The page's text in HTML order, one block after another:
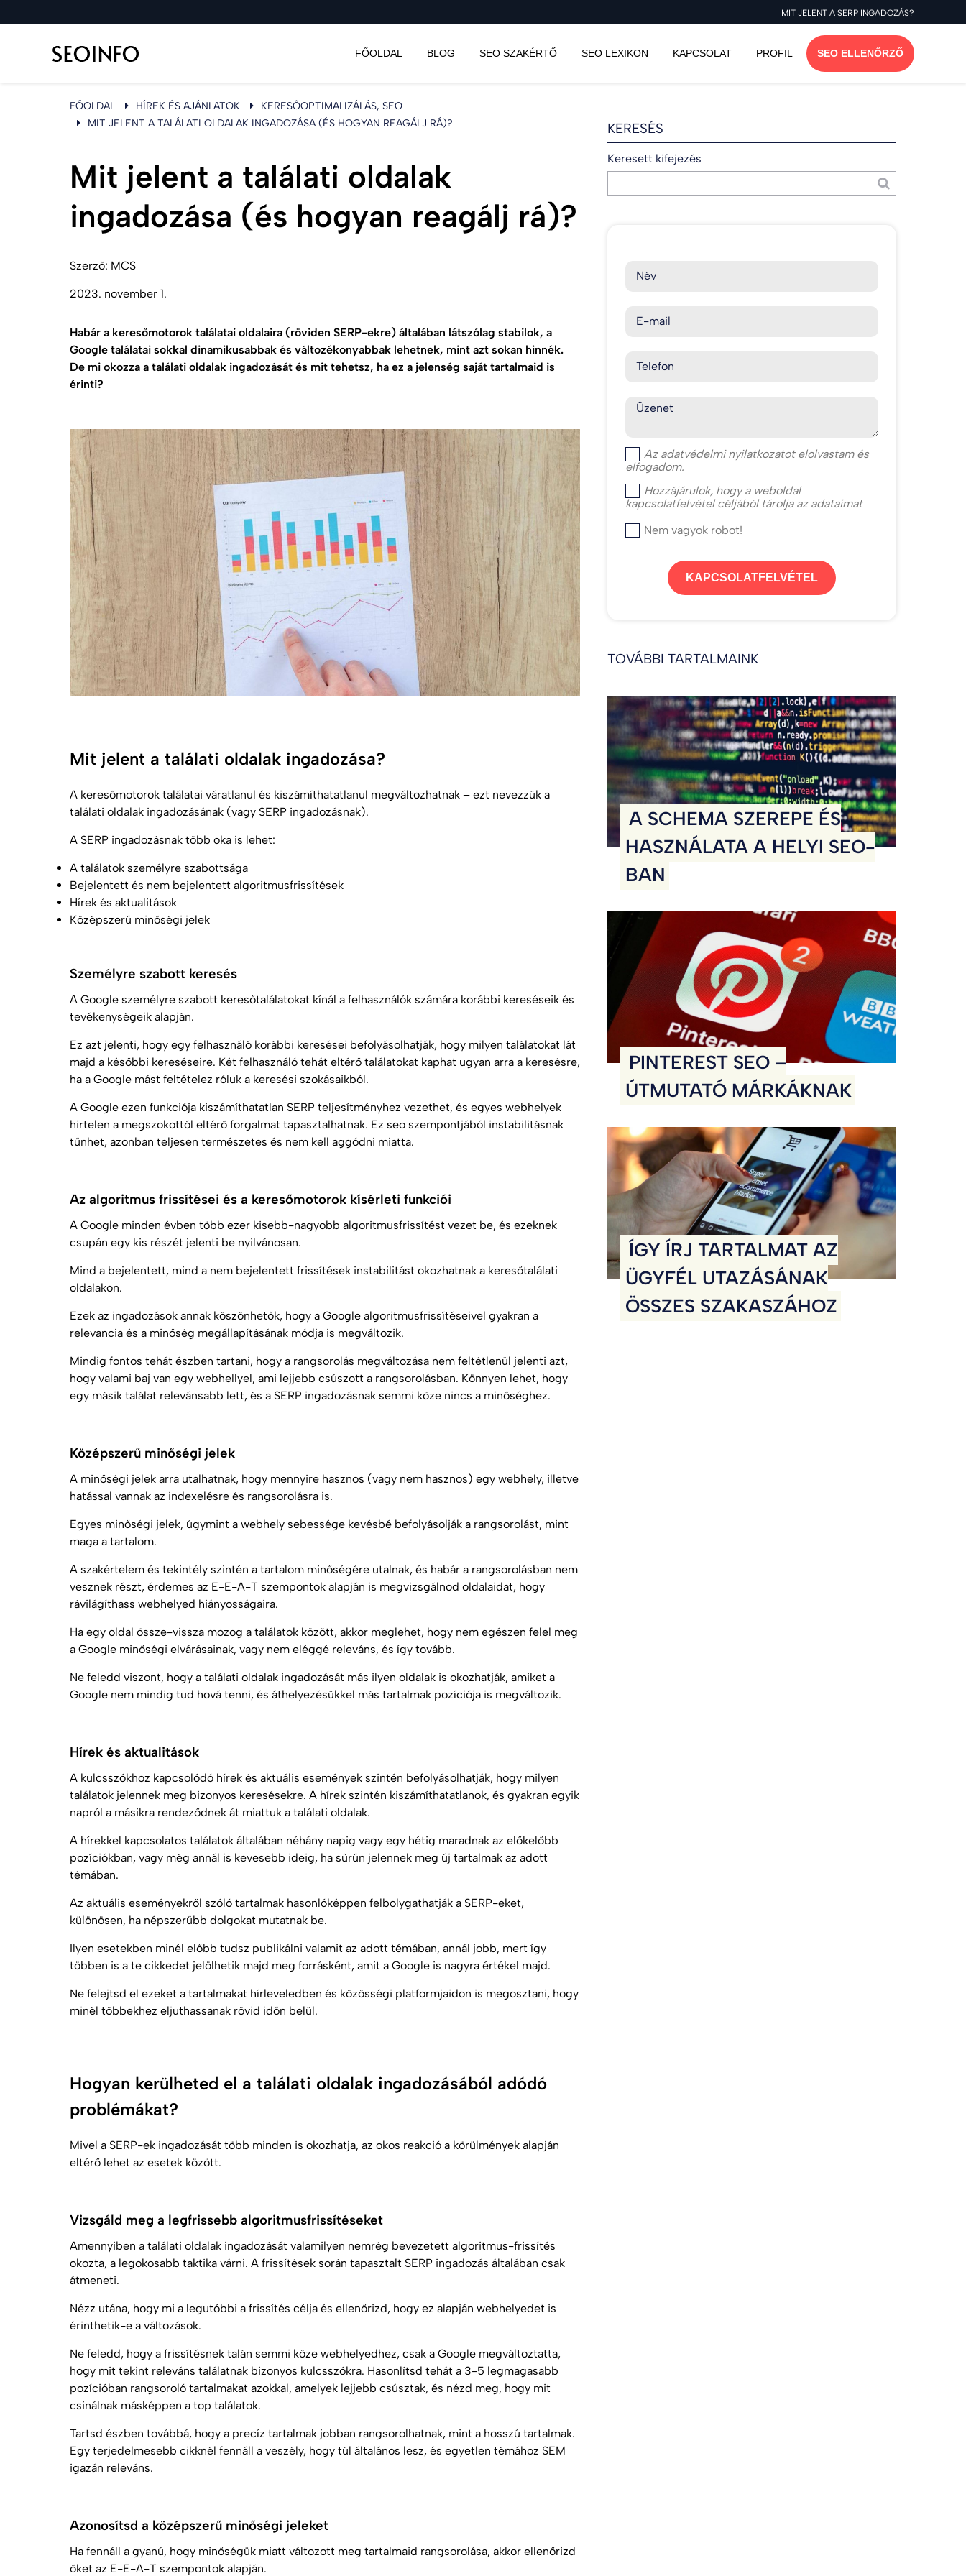
MIT JELENT A SERP INGADOZÁS?
FŐOLDAL BLOG SEO SZAKÉRTŐ SEO LEXIKON KAPCSOLAT PROFIL SEO ELLENŐRZŐ
FŐOLDAL HÍREK ÉS AJÁNLATOK
KERESŐOPTIMALIZÁLÁS, SEO
MIT JELENT A TALÁLATI OLDALAK INGADOZÁSA (ÉS HOGYAN REAGÁLJ RÁ)?
Mit jelent a találati oldalak
ingadozása (és hogyan reagálj rá)?
Szerző: MCS
2023. november 1.
Habár a keresőmotorok találatai oldalaira (röviden SERP-ekre) általában látszólag stabilok, a
Google találatai sokkal dinamikusabbak és változékonyabbak lehetnek, mint azt sokan hinnék.
De mi okozza a találati oldalak ingadozását és mit tehetsz, ha ez a jelenség saját tartalmaid is
érinti?
Mit jelent a találati oldalak ingadozása?
A keresőmotorok találatai váratlanul és kiszámíthatatlanul megváltozhatnak – ezt nevezzük a
találati oldalak ingadozásának (vagy SERP ingadozásnak).
A SERP ingadozásnak több oka is lehet:
A találatok személyre szabottsága
Bejelentett és nem bejelentett algoritmusfrissítések
Hírek és aktualitások
Középszerű minőségi jelek
Személyre szabott keresés
A Google személyre szabott keresőtalálatokat kínál a felhasználók számára korábbi kereséseik és
tevékenységeik alapján.
Ez azt jelenti, hogy egy felhasználó korábbi keresései befolyásolhatják, hogy milyen találatokat lát
majd a későbbi kereséseire. Két felhasználó tehát eltérő találatokat kaphat ugyan arra a keresésre,
ha a Google mást feltételez róluk a keresési szokásaikból.
A Google ezen funkciója kiszámíthatatlan SERP teljesítményhez vezethet, és egyes webhelyek
hirtelen a megszokottól eltérő forgalmat tapasztalhatnak. Ez seo szempontjából instabilitásnak
tűnhet, azonban teljesen természetes és nem kell aggódni miatta.
Az algoritmus frissítései és a keresőmotorok kísérleti funkciói
A Google minden évben több ezer kisebb-nagyobb algoritmusfrissítést vezet be, és ezeknek
csupán egy kis részét jelenti be nyilvánosan.
Mind a bejelentett, mind a nem bejelentett frissítések instabilitást okozhatnak a keresőtalálati
oldalakon.
Ezek az ingadozások annak köszönhetők, hogy a Google algoritmusfrissítéseivel gyakran a
relevancia és a minőség megállapításának módja is megváltozik.
Mindig fontos tehát észben tartani, hogy a rangsorolás megváltozása nem feltétlenül jelenti azt,
hogy valami baj van egy webhellyel, ami lejjebb csúszott a rangsorolásban. Könnyen lehet, hogy
egy másik találat relevánsabb lett, és a SERP ingadozásnak semmi köze nincs a minőséghez.
Középszerű minőségi jelek
A minőségi jelek arra utalhatnak, hogy mennyire hasznos (vagy nem hasznos) egy webhely, illetve
hatással vannak az indexelésre és rangsorolásra is.
Egyes minőségi jelek, úgymint a webhely sebessége kevésbé befolyásolják a rangsorolást, mint
maga a tartalom.
A szakértelem és tekintély szintén a tartalom minőségére utalnak, és habár a rangsorolásban nem
vesznek részt, érdemes az E-E-A-T szempontok alapján is megvizsgálnod oldalaidat, hogy
rávilágíthass webhelyed hiányosságaira.
Ha egy oldal össze-vissza mozog a találatok között, akkor meglehet, hogy nem egészen felel meg
a Google minőségi elvárásainak, vagy nem eléggé releváns, és így tovább.
Ne feledd viszont, hogy a találati oldalak ingadozását más ilyen oldalak is okozhatják, amiket a
Google nem mindig tud hová tenni, és áthelyezésükkel más tartalmak pozíciója is megváltozik.
Hírek és aktualitások
A kulcsszókhoz kapcsolódó hírek és aktuális események szintén befolyásolhatják, hogy milyen
találatok jelennek meg bizonyos keresésekre. A hírek szintén kiszámíthatatlanok, és gyakran egyik
napról a másikra rendeződnek át miattuk a találati oldalak.
A hírekkel kapcsolatos találatok általában néhány napig vagy egy hétig maradnak az előkelőbb
pozíciókban, vagy még annál is kevesebb ideig, ha sűrűn jelennek meg új tartalmak az adott
témában.
Az aktuális eseményekről szóló tartalmak hasonlóképpen felbolygathatják a SERP-eket,
különösen, ha népszerűbb dolgokat mutatnak be.
Ilyen esetekben minél előbb tudsz publikálni valamit az adott témában, annál jobb, mert így
többen is a te cikkedet jelölhetik majd meg forrásként, amit a Google is nagyra értékel majd.
Ne felejtsd el ezeket a tartalmakat hírleveledben és közösségi platformjaidon is megosztani, hogy
minél többekhez eljuthassanak rövid időn belül.
Hogyan kerülheted el a találati oldalak ingadozásából adódó
problémákat?
Mivel a SERP-ek ingadozását több minden is okozhatja, az okos reakció a körülmények alapján
eltérő lehet az esetek között.
Vizsgáld meg a legfrissebb algoritmusfrissítéseket
Amennyiben a találati oldalak ingadozását valamilyen nemrég bevezetett algoritmus-frissítés
okozta, a legokosabb taktika várni. A frissítések során tapasztalt SERP ingadozás általában csak
átmeneti.
Nézz utána, hogy mi a legutóbbi a frissítés célja és ellenőrizd, hogy ez alapján webhelyedet is
érinthetik-e a változások.
Ne feledd, hogy a frissítésnek talán semmi köze webhelyedhez, csak a Google megváltoztatta,
hogy mit tekint releváns találatnak bizonyos kulcsszókra. Hasonlítsd tehát a 3-5 legmagasabb
pozícióban rangsoroló tartalmakat azokkal, amelyek lejjebb csúsztak, és nézd meg, hogy mit
csinálnak másképpen a top találatok.
Tartsd észben továbbá, hogy a precíz tartalmak jobban rangsorolhatnak, mint a hosszú tartalmak.
Egy terjedelmesebb cikknél fennáll a veszély, hogy túl általános lesz, és egyetlen témához SEM
igazán releváns.
Azonosítsd a középszerű minőségi jeleket
Ha fennáll a gyanú, hogy minőségük miatt változott meg tartalmaid rangsorolása, akkor ellenőrizd
őket az E-E-A-T szempontok alapján.
KERESÉS
Keresett kifejezés
Név
E-mail
Telefon
Üzenet
Az adatvédelmi nyilatkozatot elolvastam és
elfogadom.
Hozzájárulok, hogy a weboldal
kapcsolatfelvétel céljából tárolja az adataimat
Nem vagyok robot!
KAPCSOLATFELVÉTEL
TOVÁBBI TARTALMAINK
A SCHEMA SZEREPE ÉS
HASZNÁLATA A HELYI SEO-
BAN
PINTEREST SEO –
ÚTMUTATÓ MÁRKÁKNAK
ÍGY ÍRJ TARTALMAT AZ
ÜGYFÉL UTAZÁSÁNAK
ÖSSZES SZAKASZÁHOZ